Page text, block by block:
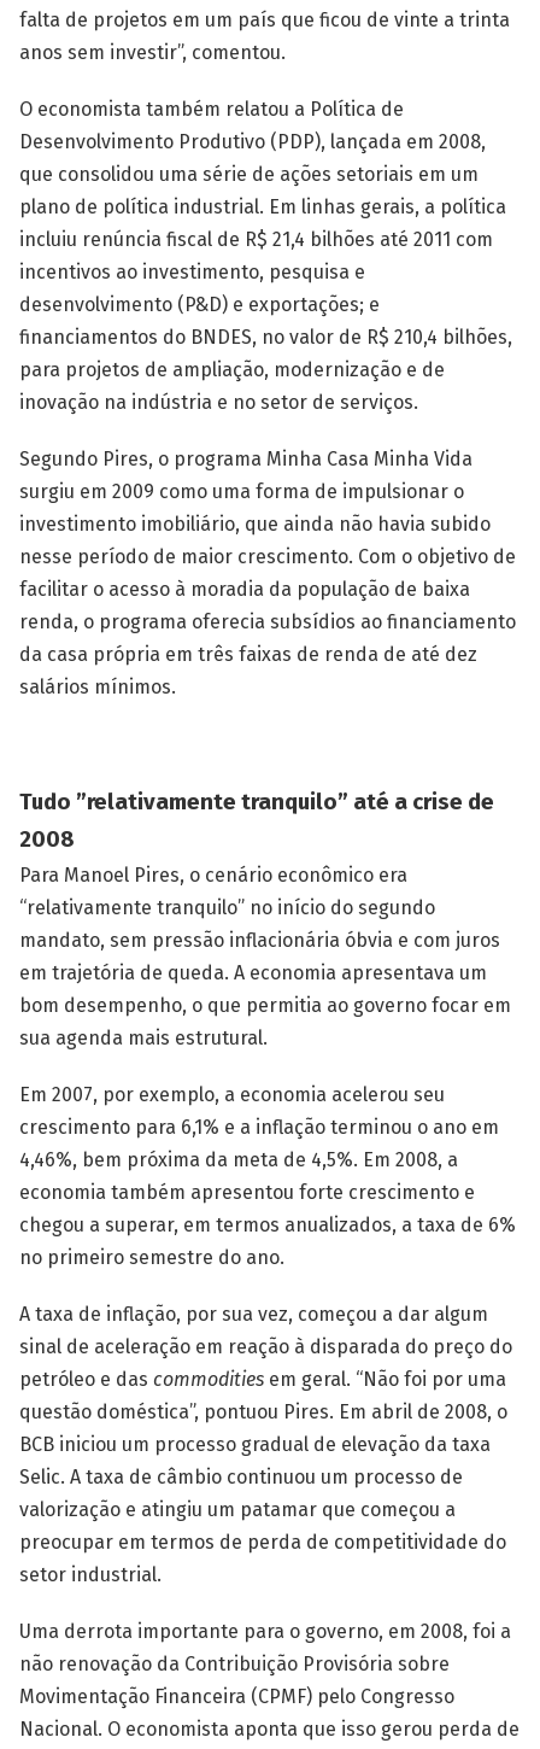
falta de projetos em um país que ficou de vinte a trinta
anos sem investir”, comentou.
O economista também relatou a Política de
Desenvolvimento Produtivo (PDP), lançada em 2008,
que consolidou uma série de ações setoriais em um
plano de política industrial. Em linhas gerais, a política
incluiu renúncia fiscal de R$ 21,4 bilhões até 2011 com
incentivos ao investimento, pesquisa e
desenvolvimento (P&D) e exportações; e
financiamentos do BNDES, no valor de R$ 210,4 bilhões,
para projetos de ampliação, modernização e de
inovação na indústria e no setor de serviços.
Segundo Pires, o programa Minha Casa Minha Vida
surgiu em 2009 como uma forma de impulsionar o
investimento imobiliário, que ainda não havia subido
nesse período de maior crescimento. Com o objetivo de
facilitar o acesso à moradia da população de baixa
renda, o programa oferecia subsídios ao financiamento
da casa própria em três faixas de renda de até dez
salários mínimos.
Tudo ”relativamente tranquilo” até a crise de
2008
Para Manoel Pires, o cenário econômico era
“relativamente tranquilo” no início do segundo
mandato, sem pressão inflacionária óbvia e com juros
em trajetória de queda. A economia apresentava um
bom desempenho, o que permitia ao governo focar em
sua agenda mais estrutural.
Em 2007, por exemplo, a economia acelerou seu
crescimento para 6,1% e a inflação terminou o ano em
4,46%, bem próxima da meta de 4,5%. Em 2008, a
economia também apresentou forte crescimento e
chegou a superar, em termos anualizados, a taxa de 6%
no primeiro semestre do ano.
A taxa de inflação, por sua vez, começou a dar algum
sinal de aceleração em reação à disparada do preço do
petróleo e das commodities em geral. “Não foi por uma
questão doméstica”, pontuou Pires. Em abril de 2008, o
BCB iniciou um processo gradual de elevação da taxa
Selic. A taxa de câmbio continuou um processo de
valorização e atingiu um patamar que começou a
preocupar em termos de perda de competitividade do
setor industrial.
Uma derrota importante para o governo, em 2008, foi a
não renovação da Contribuição Provisória sobre
Movimentação Financeira (CPMF) pelo Congresso
Nacional. O economista aponta que isso gerou perda de